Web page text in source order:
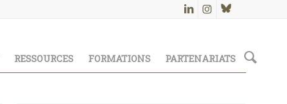
RESSOURCES FORMATIONS PARTENARIATS